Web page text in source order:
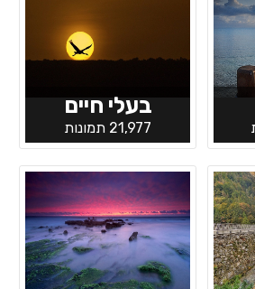
בעלי חיים
21,977 תמונות